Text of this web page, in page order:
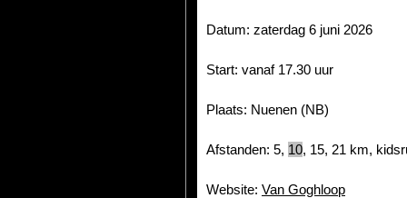
Datum: zaterdag 6 juni 2026
Start: vanaf 17.30 uur
Plaats: Nuenen (NB)
Afstanden: 5, 10, 15, 21 km,
Website: Van Goghloop